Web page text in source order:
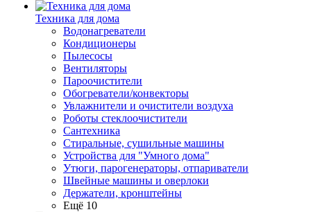
Техника для дома
Водонагреватели
Кондиционеры
Пылесосы
Вентиляторы
Пароочистители
Обогреватели/конвекторы
Увлажнители и очистители воздуха
Роботы стеклоочистители
Сантехника
Стиральные, сушильные машины
Устройства для "Умного дома"
Утюги, парогенераторы, отпариватели
Швейные машины и оверлоки
Держатели, кронштейны
Ещё 10